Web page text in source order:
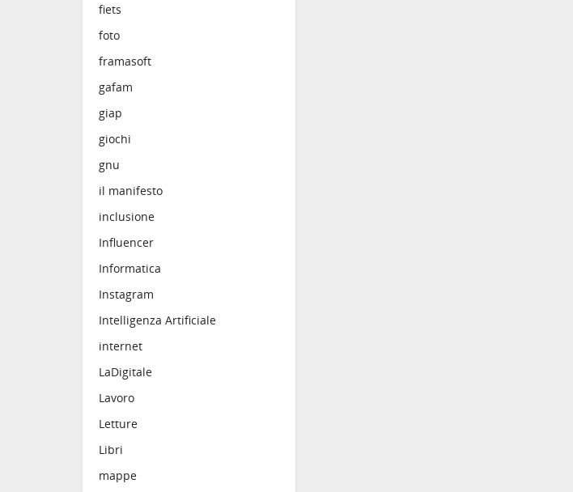
fiets
foto
framasoft
gafam
giap
giochi
gnu
il manifesto
inclusione
Influencer
Informatica
Instagram
Intelligenza Artificiale
internet
LaDigitale
Lavoro
Letture
Libri
mappe